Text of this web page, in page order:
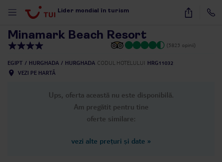
Lider mondial în turism 36
Minamark Beach Resort
(5823 opinii)
EGIPT HURGHADA HURGHADA CODUL HOTELULUI HRG11032
VEZI PE HARTĂ
Ups, oferta această nu este disponibilă.
Am pregătit pentru tine
oferte similare:
vezi alte prețuri și date »